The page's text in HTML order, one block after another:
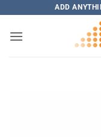
nội
ADD